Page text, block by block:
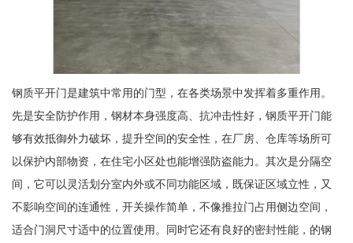
钢质平开门是建筑中常用的门型，在各类场景中发挥着多重作用。
先是安全防护作用，钢材本身强度高、抗冲击性好，钢质平开门能
够有效抵御外力破坏，提升空间的安全性，在厂房、仓库等场所可
以保护内部物资，在住宅小区处也能增强防盗能力。其次是分隔空
间，它可以灵活划分室内外或不同功能区域，既保证区域立性，又
不影响空间的连通性，开关操作简单，不像推拉门占用侧边空间，
适合门洞尺寸适中的位置使用。同时它还有良好的密封性能，的钢